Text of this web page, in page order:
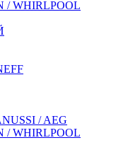
/ WHIRLPOOL
/ AEG
/ WHIRLPOOL